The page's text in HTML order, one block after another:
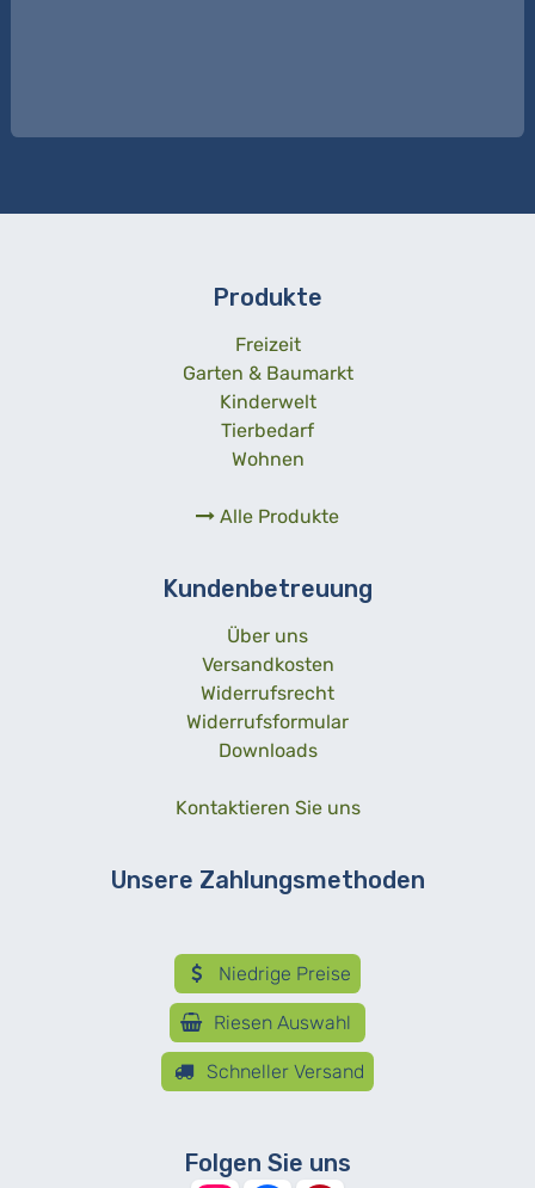
Produkte
Freizeit
Garten & Baumarkt
Kinderwelt
Tierbedarf
Wohnen
Alle Produkte
Kundenbetreuung
Über uns
Versandkosten
Widerrufsrecht
Widerrufsformular
Downloads
Kontaktieren Sie uns
Unsere Zahlungsmethoden
Niedrige Preise
Riesen Auswahl
Schneller Versand
Folgen Sie uns